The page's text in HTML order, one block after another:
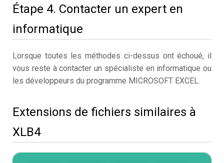
Étape 4. Contacter un expert en
informatique
Lorsque toutes les méthodes ci-dessus ont échoué, il
vous reste à contacter un spécialiste en informatique ou
les développeurs du programme MICROSOFT EXCEL.
Extensions de fichiers similaires à
XLB4